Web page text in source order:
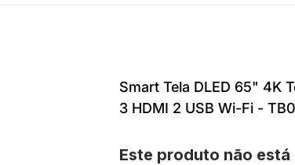
Smart Tela DLED 65" 4K
3 HDMI 2 USB Wi-Fi -
Este produto não